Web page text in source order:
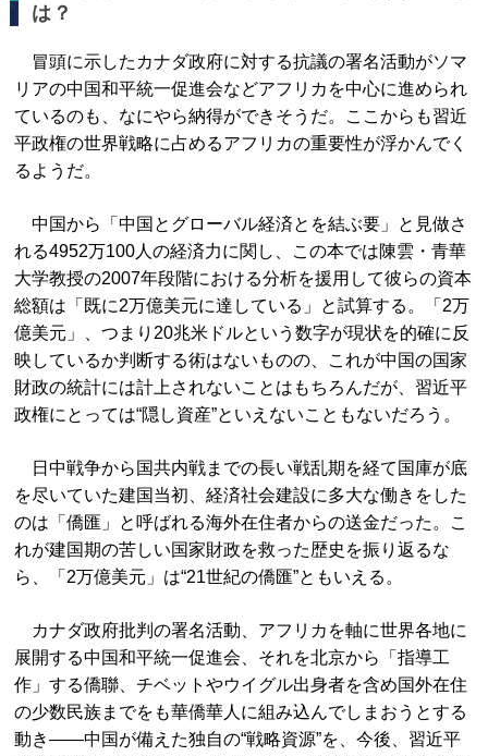
は？
冒頭に示したカナダ政府に対する抗議の署名活動がソマ
リアの中国和平統一促進会などアフリカを中心に進められ
ているのも、なにやら納得ができそうだ。ここからも習近
平政権の世界戦略に占めるアフリカの重要性が浮かんでく
るようだ。
中国から「中国とグローバル経済とを結ぶ要」と見做さ
れる4952万100人の経済力に関し、この本では陳雲・青華
大学教授の2007年段階における分析を援用して彼らの資本
総額は「既に2万億美元に達している」と試算する。「2万
億美元」、つまり20兆米ドルという数字が現状を的確に反
映しているか判断する術はないものの、これが中国の国家
財政の統計には計上されないことはもちろんだが、習近平
政権にとっては“隠し資産”といえないこともないだろう。
日中戦争から国共内戦までの長い戦乱期を経て国庫が底
を尽いていた建国当初、経済社会建設に多大な働きをした
のは「僑匯」と呼ばれる海外在住者からの送金だった。こ
れが建国期の苦しい国家財政を救った歴史を振り返るな
ら、「2万億美元」は“21世紀の僑匯”ともいえる。
カナダ政府批判の署名活動、アフリカを軸に世界各地に
展開する中国和平統一促進会、それを北京から「指導工
作」する僑聯、チベットやウイグル出身者を含め国外在住
の少数民族までをも華僑華人に組み込んでしまおうとする
動き――中国が備えた独自の“戦略資源”を、今後、習近平